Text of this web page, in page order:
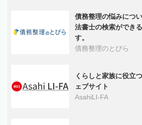
債務整理の悩みにつ
法書士の検索ができ
す。
債務整理のとびら
くらしと家族に役立
ェブサイト
AsahiLI-FA